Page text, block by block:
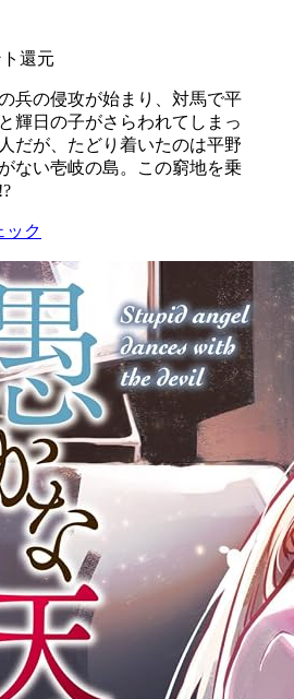
還元
兵の侵攻が始まり、対馬で平
輝日の子がさらわれてしまっ
だが、たどり着いたのは平野
ない壱岐の島。この窮地を乗
ック